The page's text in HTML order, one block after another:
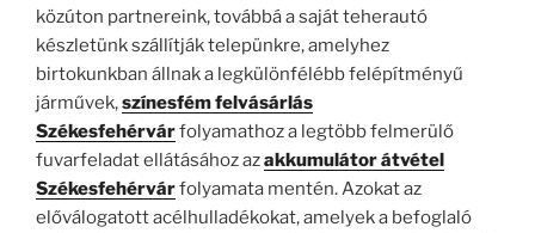
közúton partnereink, továbbá a saját teherautó
készletünk szállítják telepünkre, amelyhez
birtokunkban állnak a legkülönfélébb felépítményű
járművek,színesfém felvásárlás
Székesfehérvárfolyamathoz a legtöbb felmerülő
fuvarfeladat ellátásához azakkumulátor átvétel
Székesfehérvárfolyamata mentén. Azokat az
előválogatott acélhulladékokat, amelyek a befoglaló